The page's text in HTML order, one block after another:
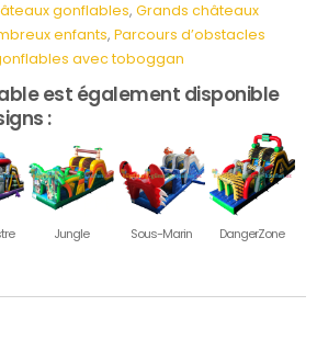
gonflables, Grands châteaux
enfants, Parcours d’obstacles
avec toboggan
est également disponible
:
Jungle Sous-Marin DangerZone